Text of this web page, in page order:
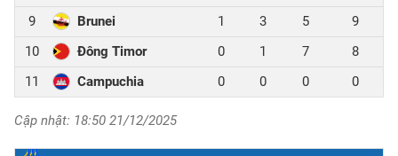
9
Brunei 1 3 5
9
10
Đông Timor 0 1 7
8
11
Campuchia 0 0 0 0
Cập nhật: 18:50 21/12/2025